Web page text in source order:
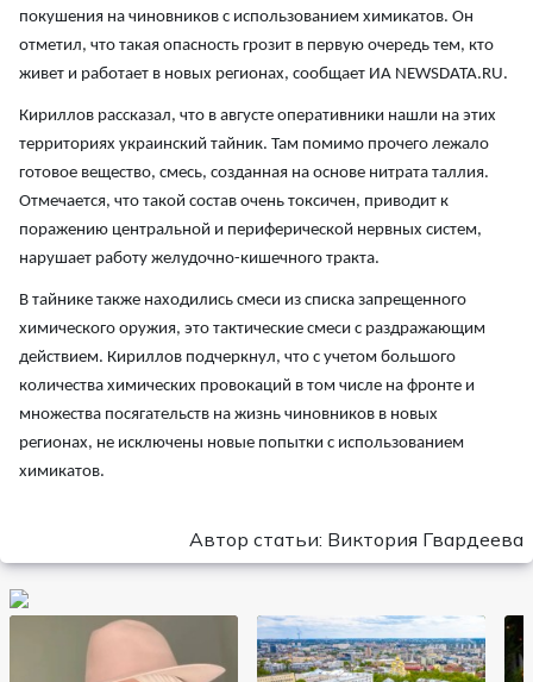
покушения на чиновников с использованием химикатов. Он
отметил, что такая опасность грозит в первую очередь тем, кто
живет и работает в новых регионах, сообщает ИА NEWSDATA.RU.
Кириллов рассказал, что в августе оперативники нашли на этих
территориях украинский тайник. Там помимо прочего лежало
готовое вещество, смесь, созданная на основе нитрата таллия.
Отмечается, что такой состав очень токсичен, приводит к
поражению центральной и периферической нервных систем,
нарушает работу желудочно-кишечного тракта.
В тайнике также находились смеси из списка запрещенного
химического оружия, это тактические смеси с раздражающим
действием. Кириллов подчеркнул, что с учетом большого
количества химических провокаций в том числе на фронте и
множества посягательств на жизнь чиновников в новых
регионах, не исключены новые попытки с использованием
химикатов.
Автор статьи: Виктория Гвардеева